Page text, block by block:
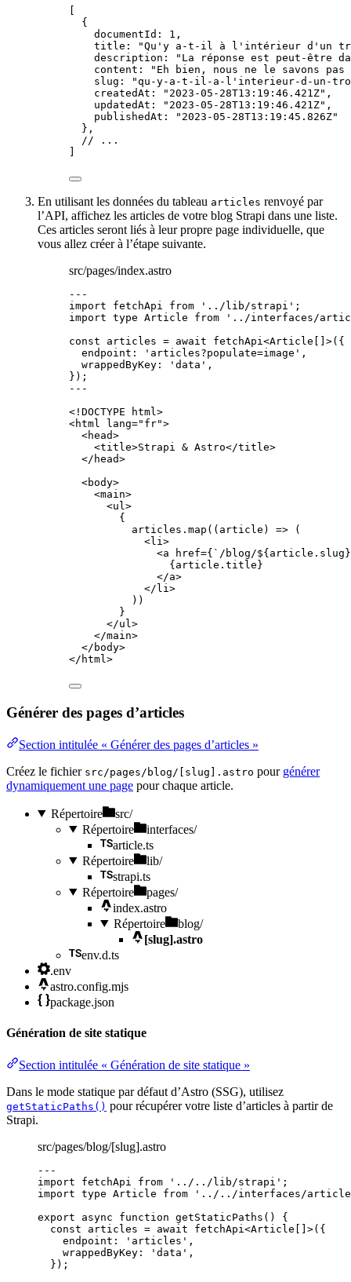
{
documentId : 1 ,
title : "Qu'y a-t-il à l'intérieur d'un
description : " La réponse est peut-être
content : " Eh bien, nous ne le savons
slug : "qu-y-a-t-il-a-l'interieur-d-un-
createdAt : " 2023-05-28T13:19:46.421Z" ,
updatedAt : " 2023-05-28T13:19:46.421Z" ,
publishedAt : " 2023-05-28T13:19:45.826Z"
},
// ...
En utilisant les données du tableau articles renvoyé par
l’API, affichez les articles de votre blog Strapi dans une liste.
Ces articles seront liés à leur propre page individuelle, que
vous allez créer à l’étape suivante.
src/pages/index.astro
---
import fetchApi from ' ../lib/strapi ' ;
import type Article from ' ../interfaces/
const articles = await fetchApi<Article >( {
endpoint:
' articles?populate=image ' ,
wrappedByKey:
' data ' ,
} );
---
<! DOCTYPE html>
<html lang=" fr">
<head>
<title>Strapi & Astro</title>
</ head>
<body>
<main>
<ul>
{
articles . map ( ( article ) => (
<li>
<a href={ ` /blog/${ article . slug }
{ article . title }
</a>
</ li>
))
}
</ul>
</main>
</ body>
</ html>
Générer des pages d’articles
Section intitulée « Générer des pages d’articles »
Créez le fichier src/pages/blog/[slug].astro pour générer
dynamiquement une page pour chaque article.
Répertoire
src/
Répertoire
interfaces/
article.ts
Répertoire
lib/
strapi.ts
Répertoire
pages/
index.astro
Répertoire
blog/
[slug].astro
env.d.ts
.env
astro.config.mjs
package.json
Génération de site statique
Section intitulée « Génération de site statique »
Dans le mode statique par défaut d’Astro (SSG), utilisez
getStaticPaths() pour récupérer votre liste d’articles à partir de
Strapi.
src/pages/blog/[slug].astro
---
import fetchApi from ' ../../lib/strapi ' ;
import type Article from ' ../../interfaces/article
export
async function getStaticPaths ()
{
const articles = await fetchApi<Article >( {
endpoint:
' articles ' ,
wrappedByKey:
' data ' ,
} );